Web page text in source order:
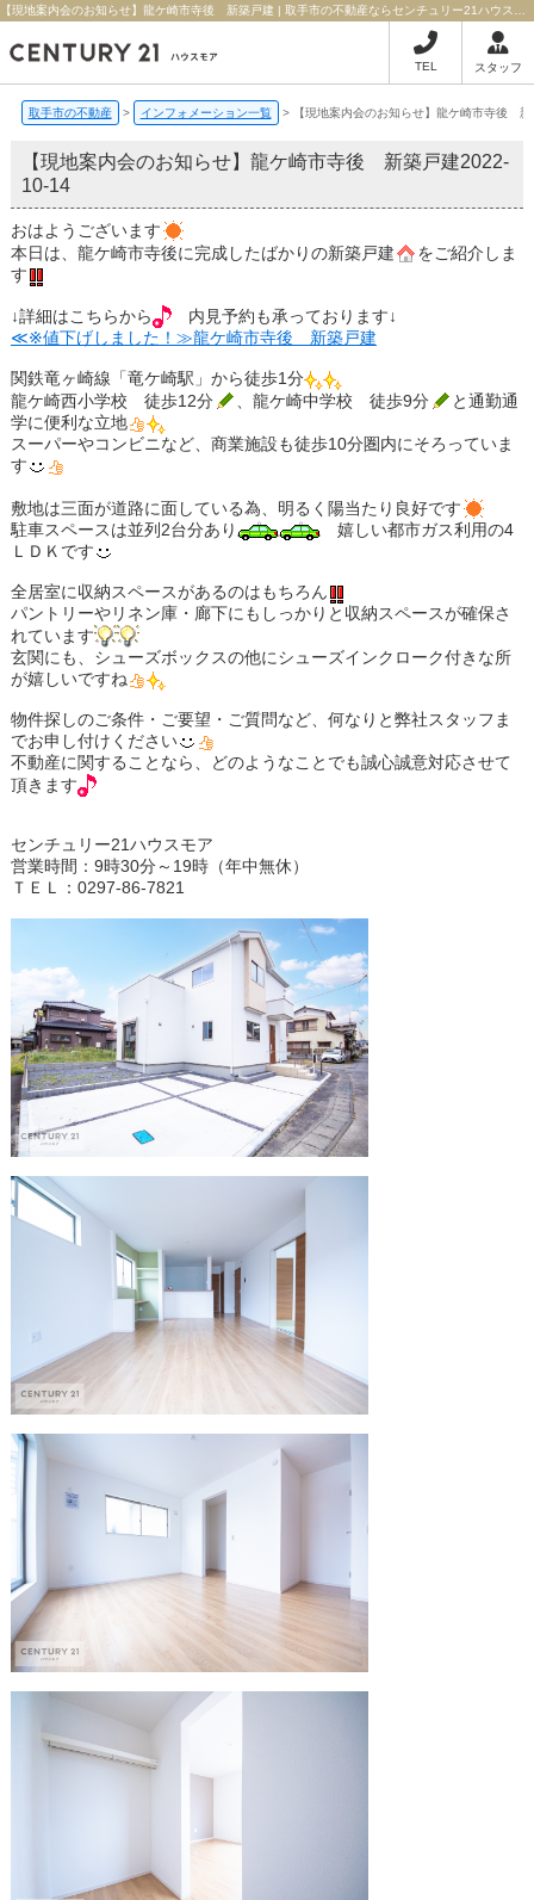
TEL スタッフ
取手市の不動産 > インフォメーション一覧 > 【現地案内会のお知らせ】龍ケ崎市寺後 新
【現地案内会のお知らせ】龍ケ崎市寺後 新築戸建2022-
10-14
おはようございます
本日は、龍ケ崎市寺後に完成したばかりの新築戸建
をご紹介しま
す
↓詳細はこちらから
内見予約も承っております↓
≪※値下げしました！≫龍ケ崎市寺後 新築戸建
関鉄竜ヶ崎線「竜ケ崎駅」から徒歩1分
龍ケ崎西小学校 徒歩12分
、龍ケ崎中学校 徒歩9分
と通勤通
学に便利な立地
スーパーやコンビニなど、商業施設も徒歩10分圏内にそろっていま
す
敷地は三面が道路に面している為、明るく陽当たり良好です
駐車スペースは並列2台分あり
嬉しい都市ガス利用の4
ＬＤＫです
全居室に収納スペースがあるのはもちろん
パントリーやリネン庫・廊下にもしっかりと収納スペースが確保さ
れています
玄関にも、シューズボックスの他にシューズインクローク付きな所
が嬉しいですね
物件探しのご条件・ご要望・ご質問など、何なりと弊社スタッフま
でお申し付けください
不動産に関することなら、どのようなことでも誠心誠意対応させて
頂きます
センチュリー21ハウスモア
営業時間：9時30分～19時（年中無休）
ＴＥＬ：0297-86-7821